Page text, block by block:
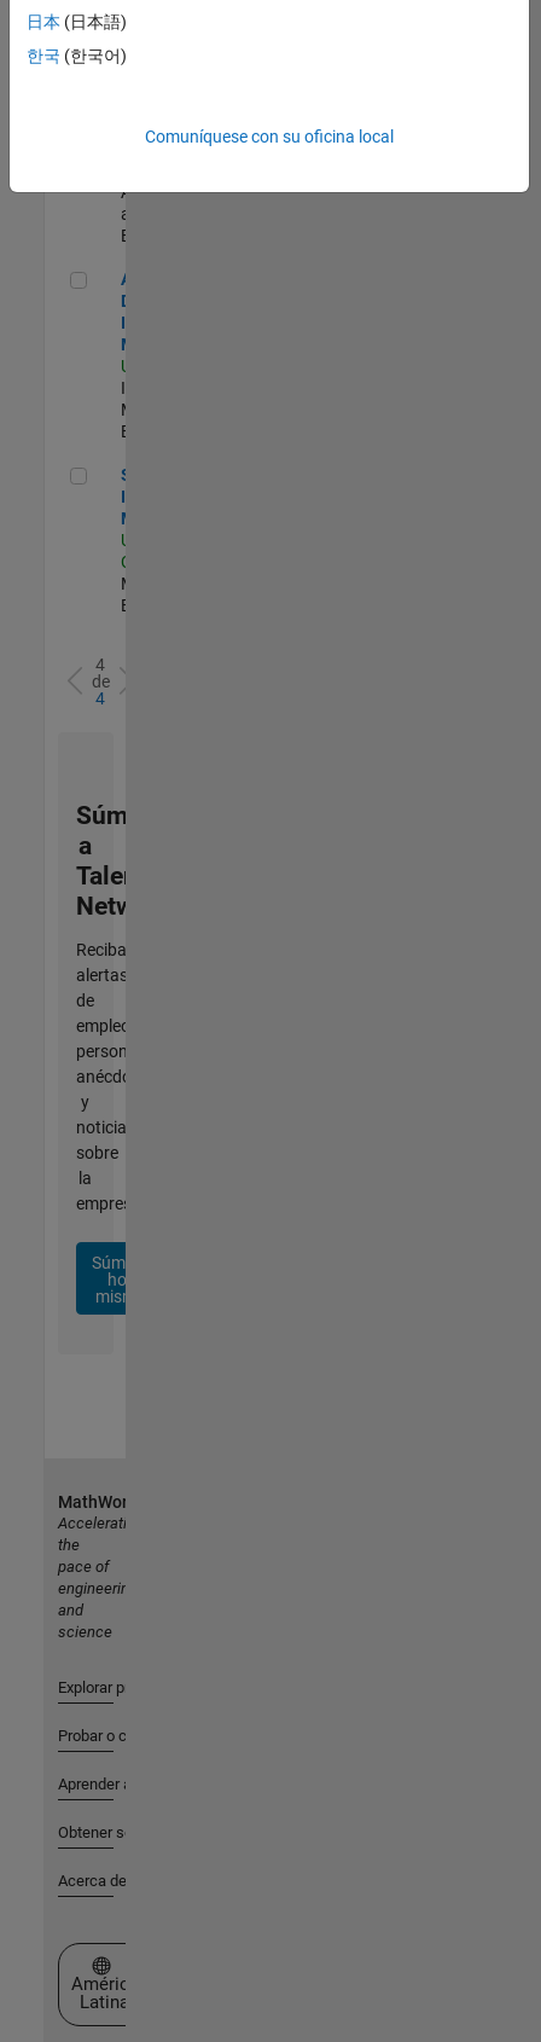
US-TX-Plano
Marketing |
Data Architect
US-MA-Natick|
Applications
and Tools |
Experimentado
Aerospace & Defense Industry Manager
Aerospace &
Defense
Industry
Manager
US-MA-Natick
Industry
Marketing |
Experimentado
Semiconductor Industry Manager
Semiconductor
Industry
Manager
US-CA-Santa
Clara
Marketing |
Experimentado
4
de
4
Súmese
a
Talent
Network
Reciba
alertas
de
empleo
personalizadas,
anécdotas
y
noticias
sobre
la
empresa.
Súmese
hoy
mismo
日本 (日本語)
한국 (한국어)
Comuníquese con su oficina local
MathWorks
Accelerating
the
pace of
engineering
and
science
Explorar productos
Probar o comprar
Aprender a utilizar
Obtener soporte
Acerca de MathWorks
Seleccione un país/idioma
América
Latina